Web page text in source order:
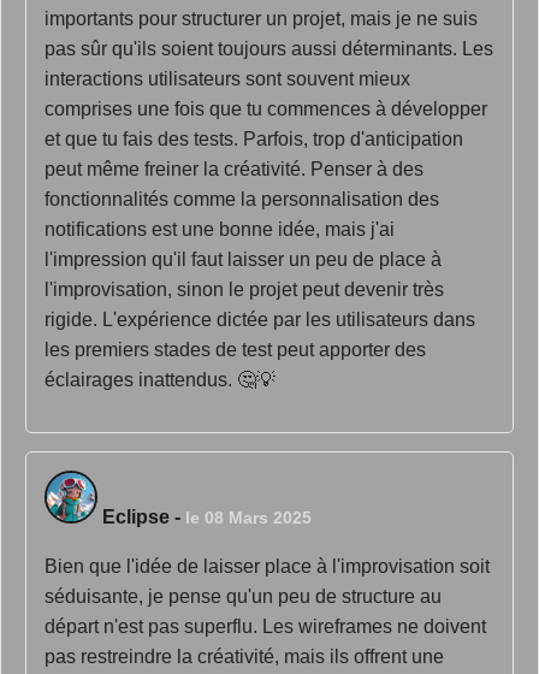
importants pour structurer un projet, mais je ne suis
pas sûr qu'ils soient toujours aussi déterminants. Les
interactions utilisateurs sont souvent mieux
comprises une fois que tu commences à développer
et que tu fais des tests. Parfois, trop d'anticipation
peut même freiner la créativité. Penser à des
fonctionnalités comme la personnalisation des
notifications est une bonne idée, mais j'ai
l'impression qu'il faut laisser un peu de place à
l'improvisation, sinon le projet peut devenir très
rigide. L'expérience dictée par les utilisateurs dans
les premiers stades de test peut apporter des
éclairages inattendus. 🤔💡
Eclipse - le 08 Mars 2025
Bien que l'idée de laisser place à l'improvisation soit
séduisante, je pense qu'un peu de structure au
départ n'est pas superflu. Les wireframes ne doivent
pas restreindre la créativité, mais ils offrent une